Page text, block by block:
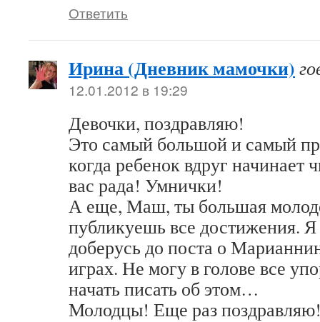
Ответить
Ирина (Дневник мамочки)
12.01.2012 в 19:29
Девочки, поздравляю!
Это самый большой и самый
когда ребенок вдруг начинает
вас рада! Умнички!
А еще, Маш, ты большая
публикуешь все достижения. Я
доберусь до поста о
играх. Не могу в голове все
начать писать об этом…
Молодцы! Еще раз